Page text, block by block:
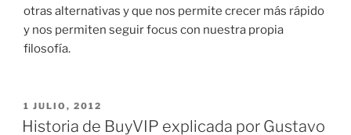
otras alternativas y que nos permite crecer más rápido
y nos permiten seguir focus con nuestra propia
filosofía.
PUBLICADO
EL
1 JULIO, 2012
Historia de BuyVIP explicada por Gustavo